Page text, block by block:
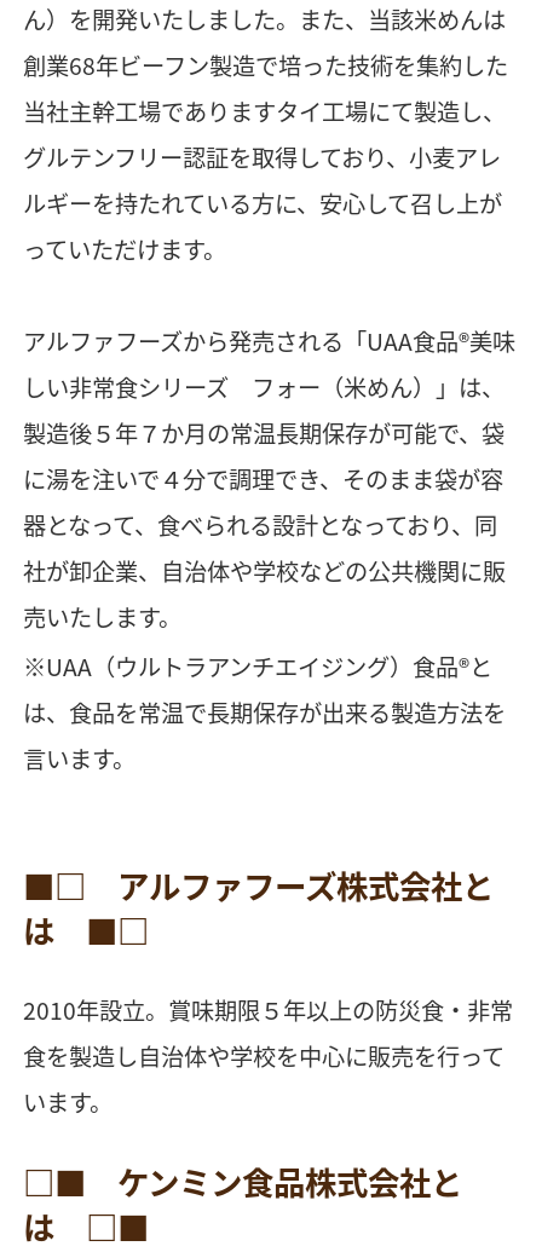
ん）を開発いたしました。また、当該米めんは
創業68年ビーフン製造で培った技術を集約した
当社主幹工場でありますタイ工場にて製造し、
グルテンフリー認証を取得しており、小麦アレ
ルギーを持たれている方に、安心して召し上が
っていただけます。
アルファフーズから発売される「UAA食品®美味
しい非常食シリーズ フォー（米めん）」は、
製造後５年７か月の常温長期保存が可能で、袋
に湯を注いで４分で調理でき、そのまま袋が容
器となって、食べられる設計となっており、同
社が卸企業、自治体や学校などの公共機関に販
売いたします。
※UAA（ウルトラアンチエイジング）食品®と
は、食品を常温で長期保存が出来る製造方法を
言います。
■□ アルファフーズ株式会社と
は ■□
2010年設立。賞味期限５年以上の防災食・非常
食を製造し自治体や学校を中心に販売を行って
います。
□■ ケンミン食品株式会社と
は □■